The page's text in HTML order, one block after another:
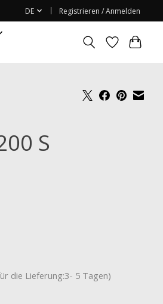
DE Registrieren / Anmelden
S
ist
die Lieferung:3- 5 Tagen)